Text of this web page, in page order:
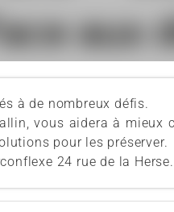
à de nombreux défis.
vous aidera à mieux
pour les préserver.
24 rue de la Herse.